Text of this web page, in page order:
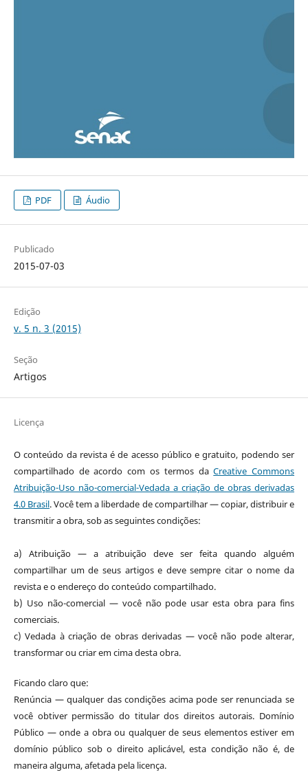
PDF Áudio
Publicado
2015-07-03
Edição
v. 5 n. 3 (2015)
Seção
Artigos
Licença
O conteúdo da revista é de acesso público e gratuito, podendo ser
compartilhado de acordo com os termos daCreative Commons
Atribuição-Uso não-comercial-Vedada a criação de obras derivadas
4.0 Brasil. Você tem a liberdade de compartilhar — copiar, distribuir e
transmitir a obra, sob as seguintes condições:
a) Atribuição — a atribuição deve ser feita quando alguém
compartilhar um de seus artigos e deve sempre citar o nome da
revista e o endereço do conteúdo compartilhado.
b) Uso não-comercial — você não pode usar esta obra para fins
comerciais.
c) Vedada à criação de obras derivadas — você não pode alterar,
transformar ou criar em cima desta obra.
Ficando claro que:
Renúncia — qualquer das condições acima pode ser renunciada se
você obtiver permissão do titular dos direitos autorais. Domínio
Público — onde a obra ou qualquer de seus elementos estiver em
domínio público sob o direito aplicável, esta condição não é, de
maneira alguma, afetada pela licença.